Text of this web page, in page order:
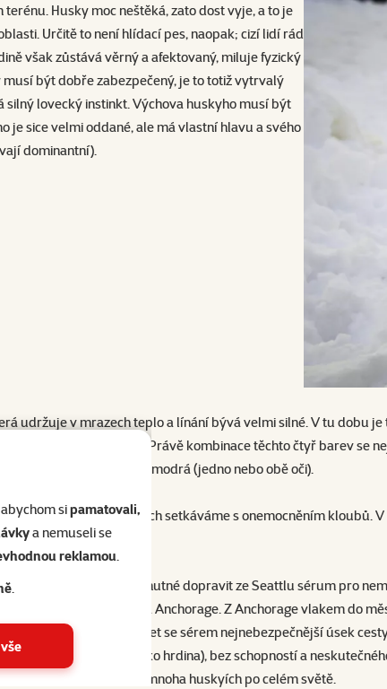
sipamatovali,
a nemuseli se
reklamou.
.
Husky moc neštěká, zato dost vyje, a to je
Určitě to není hlídací pes, naopak; cizí lidí rád
však zůstává věrný a afektovaný, miluje fyzický
být dobře zabezpečený, je to totiž vytrvalý
lovecký instinkt. Výchova huskyho musí být
je sice velmi oddané, ale má vlastní hlavu a svého
dominantní).
udržuje v mrazech teplo a línání bývá velmi silné. V tu dobu
po hnědou a černou. Právě kombinace těchto čtyř barev se
huskyů – často bývá modrá (jedno nebo obě oči).
psů. Málokdy se u nich setkáváme s onemocněním
věku.
epidemie záškrtu, bylo nutné dopravit ze Seattlu sérum pro
ze Seattlu do města Anchorage. Z Anchorage vlakem do
měl za úkol projet se sérem nejnebezpečnější úsek
byl poté oslavován jako hrdina), bez schopností a
krev dodnes koluje v mnoha huskyích po celém světě.